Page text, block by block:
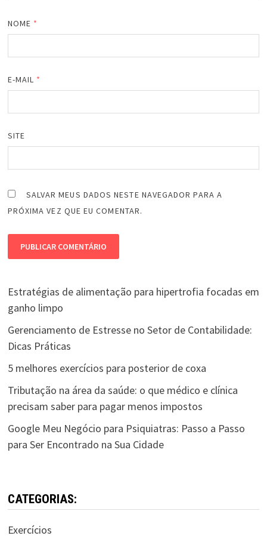
NOME *
E-MAIL *
SITE
SALVAR MEUS DADOS NESTE NAVEGADOR PARA A
PRÓXIMA VEZ QUE EU COMENTAR.
Estratégias de alimentação para hipertrofia focadas em
ganho limpo
Gerenciamento de Estresse no Setor de Contabilidade:
Dicas Práticas
5 melhores exercícios para posterior de coxa
Tributação na área da saúde: o que médico e clínica
precisam saber para pagar menos impostos
Google Meu Negócio para Psiquiatras: Passo a Passo
para Ser Encontrado na Sua Cidade
CATEGORIAS:
Exercícios